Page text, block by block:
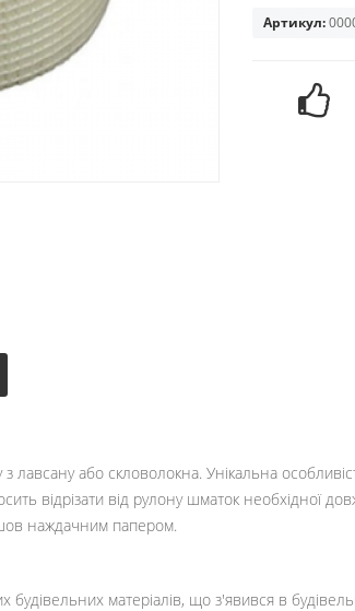
Артикул:
лавсану або скловолокна. Унікальна
відрізати від рулону шматок
наждачним папером.
матеріалів, що з'явився в